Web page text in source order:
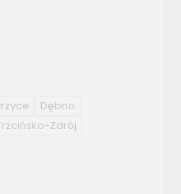
Dębno
Zdrój